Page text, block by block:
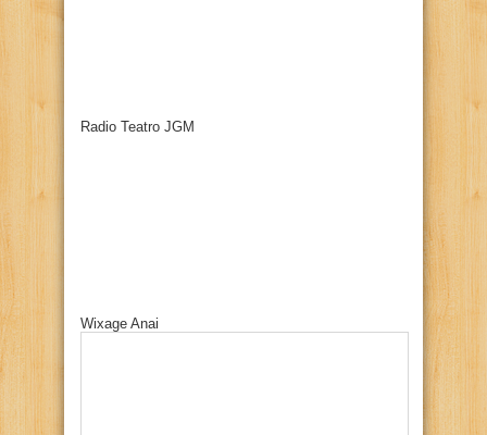
Radio Teatro JGM
Wixage Anai